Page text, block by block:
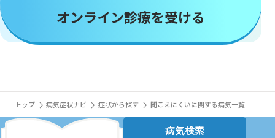
オンライン診療を受ける
トップ 病気症状ナビ 症状から探す 聞こえにくいに関する病気一覧
病気検索